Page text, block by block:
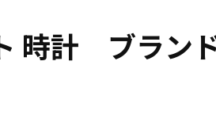
時計 ブラン